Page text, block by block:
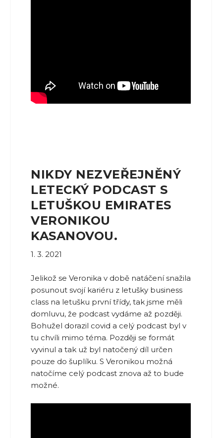
NIKDY NEZVEŘEJNĚNÝ
LETECKÝ PODCAST S
LETUŠKOU EMIRATES
VERONIKOU
KASANOVOU.
1. 3. 2021
Jelikož se Veronika v době natáčení snažila
posunout svojí kariéru z letušky business
class na letušku první třídy, tak jsme měli
domluvu, že podcast vydáme až později.
Bohužel dorazil covid a celý podcast byl v
tu chvíli mimo téma. Později se formát
vyvinul a tak už byl natočený díl určen
pouze do šuplíku. S Veronikou možná
natočíme celý podcast znova až to bude
možné.